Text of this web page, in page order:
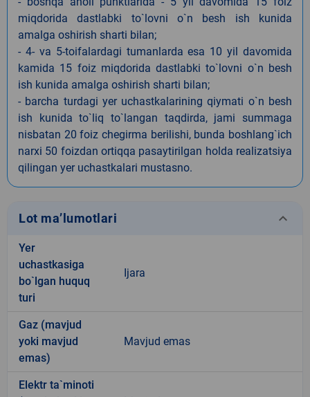
miqdorida dastlabki to`lovni o`n besh ish kunida
amalga oshirish sharti bilan;
- 4- va 5-toifalardagi tumanlarda esa 10 yil davomida
kamida 15 foiz miqdorida dastlabki to`lovni o`n besh
ish kunida amalga oshirish sharti bilan;
- barcha turdagi yer uchastkalarining qiymati o`n besh
ish kunida to`liq to`langan taqdirda, jami summaga
nisbatan 20 foiz chegirma berilishi, bunda boshlang`ich
narxi 50 foizdan ortiqqa pasaytirilgan holda realizatsiya
qilingan yer uchastkalari mustasno.
Lot ma’lumotlari keyboard_arrow_down
Yer
uchastkasiga
bo`lgan huquq
turi
Ijara
Gaz (mavjud
yoki mavjud
emas)
Mavjud emas
Elektr ta`minoti